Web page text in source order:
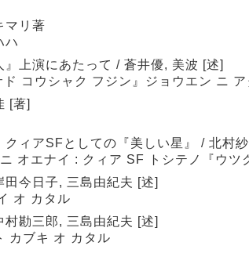
マリ著
ハ
上演にあたって / 蒼井優, 美波 [述]
コウシャク フジン』ジョウエン ニ ア
[著]
ィアSFとしての『美しい星』 / 北村
オエナイ : クィア SF トシテノ『ウツ
今日子, 三島由紀夫 [述]
オ カタル
勘三郎, 三島由紀夫 [述]
カブキ オ カタル